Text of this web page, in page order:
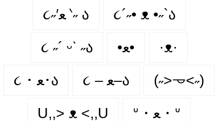
૮˶′ﻌ ‵˶ ა ૮´˶• ᴥ •˶`ა
૮ ˶´ ᵕˋ ˶ა •ﻌ• ·ᴥ·
૮ ･ ﻌ･ა ૮ – ﻌ–ა (˶˃𐃷˂˶)
U,,> ᴥ <,,U ᐡ・ﻌ・ᐡ